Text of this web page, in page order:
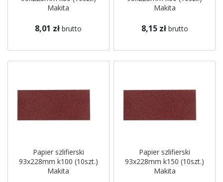
Makita
8,01 zł brutto
Makita
8,15 zł brutto
Papier szlifierski
93x228mm k100 (10szt.)
Makita
Papier szlifierski
93x228mm k150 (10szt.)
Makita